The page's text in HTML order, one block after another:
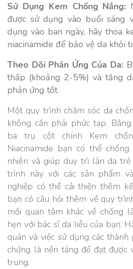
Sử Dụng Kem Chống Nắng:
được sử dụng vào buổi sáng
dụng vào ban ngày, hãy thoa
niacinamide để bảo vệ da khỏi
Theo Dõi Phản Ứng Của Da:
thấp (khoảng 2-5%) và tăng
phản ứng tốt.
Một quy trình chăm sóc da
không cần phải phức tạp.
ba trụ cột chính Kem
Niacinamide bạn có thể
nhiên và giúp duy trì làn da
trình này với các sản phẩm
nghiệp có thể cải thiện thêm
bạn có câu hỏi thêm về quy
mối quan tâm khác về chống
hẹn với bác sĩ da liễu của bạn.
quán và việc sử dụng các
chứng là nền tảng để đạt
trung.